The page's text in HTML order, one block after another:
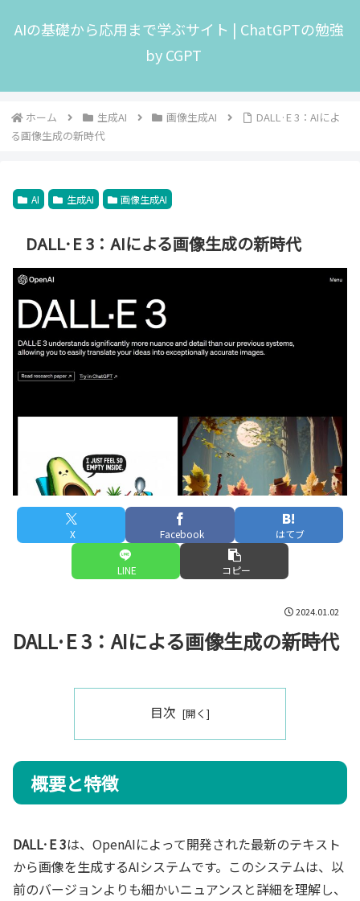
AIの基礎から応用まで学ぶサイト | ChatGPTの勉強
by CGPT
ホーム 生成AI 画像生成AI
DALL·E 3：AIによ
る画像生成の新時代
AI 生成AI 画像生成AI
DALL·E 3：AIによる画像生成の新時代
X Facebook はてブ
LINE コピー
2024.01.02
DALL·E 3：AIによる画像生成の新時代
目次
概要と特徴
DALL·E 3は、OpenAIによって開発された最新のテキスト
から画像を生成するAIシステムです。このシステムは、以
前のバージョンよりも細かいニュアンスと詳細を理解し、